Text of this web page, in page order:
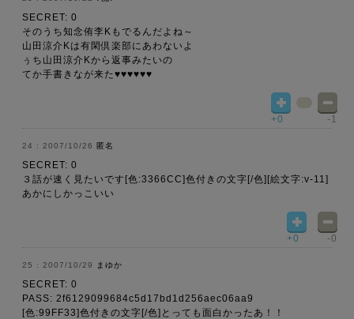
SECRET: 0
そのうち知念侑李Kもでるんだよね～
山田涼介Kは有閑倶楽部にあわないよ
ぅち山田涼介Kから返事みたいの
てか手書きなが来た♥♥♥♥♥♥
+0 -1
2007/10/26 匿名
SECRET: 0
３話が速く見たいです[色:3366CC]色付きの文字[/色][絵文字:v-11]
あかにしかっこいい
+0 -0
2007/10/29 まゆか
SECRET: 0
PASS: 2f6129099684c5d17bd1d256aec06aa9
[色:99FF33]色付きの文字[/色]とっても面白かったあ！！